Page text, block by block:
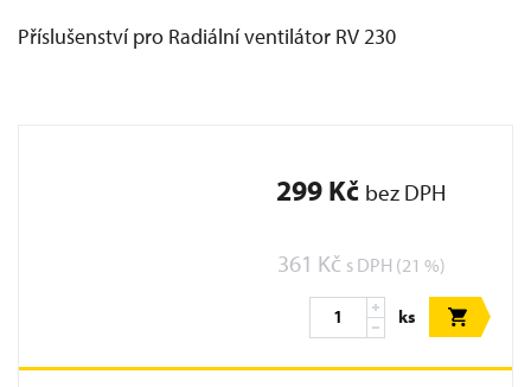
Příslušenství pro Radiální ventilátor RV 230
299 Kč bez DPH
361 Kč s DPH (21 %)
ks